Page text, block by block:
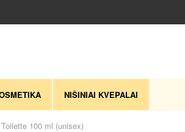
NIŠINIAI KVEPALAI
100 ml (unisex)